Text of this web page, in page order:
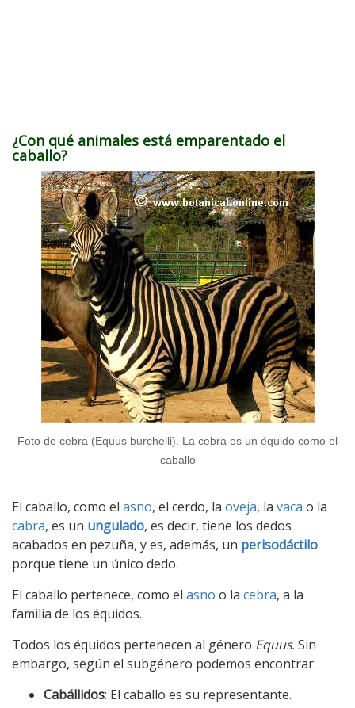
¿Con qué animales está emparentado el
caballo?
Foto de cebra (Equus burchelli). La cebra es un équido como el
caballo
El caballo, como el asno, el cerdo, la oveja, la vaca o la
cabra, es un ungulado, es decir, tiene los dedos
acabados en pezuña, y es, además, un perisodáctilo
porque tiene un único dedo.
El caballo pertenece, como el asno o la cebra, a la
familia de los équidos.
Todos los équidos pertenecen al género Equus. Sin
embargo, según el subgénero podemos encontrar:
Cabállidos: El caballo es su representante.